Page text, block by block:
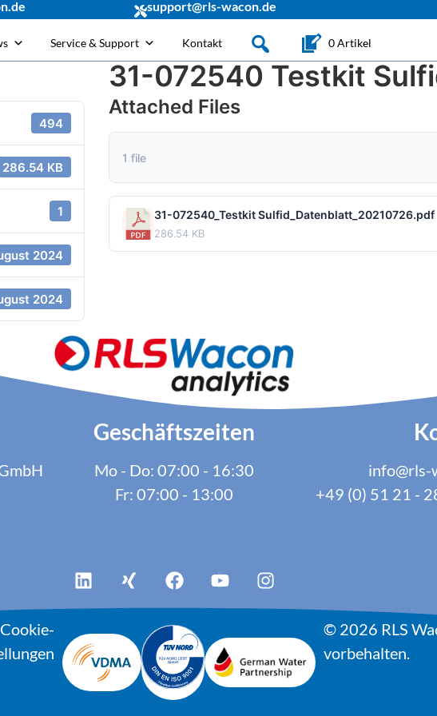
support@rls-wacon.de
Service & Support Kontakt 0 Artikel
494
286.54 KB
1
2024
2024
31-072540 Testkit
Attached Files
1 file
31-072540_Testkit Sulfid_Datenblatt_20210726.pdf
286.54 KB
Geschäftszeiten
Mo - Do: 07:00 - 16:30
Fr: 07:00 - 13:00
info@rls-
+49 (0) 51 21 -
Cookie-
© 2026 RLS
vorbehalten.